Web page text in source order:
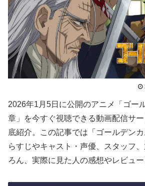
2026年1月5日に公開のアニメ「ゴー
章」を今すぐ視聴できる動画配信サ
底紹介。この記事では「ゴールデン
らすじやキャスト・声優、スタッフ
ろん、実際に見た人の感想やレビュー